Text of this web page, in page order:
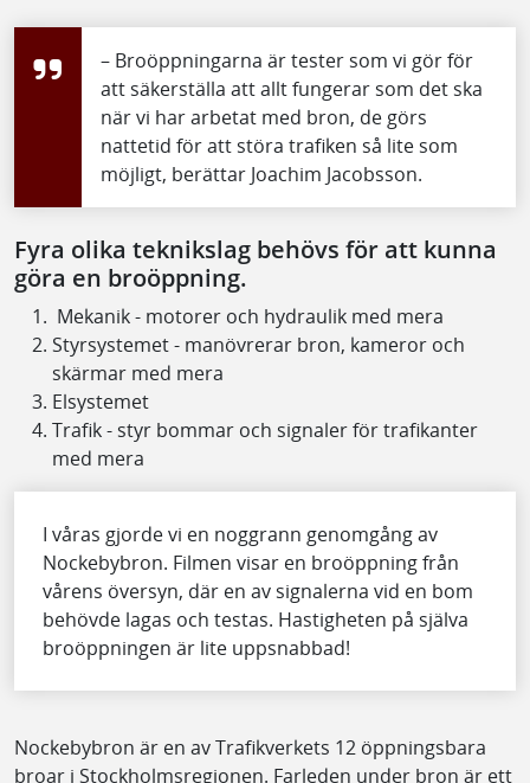
– Broöppningarna är tester som vi gör för
att säkerställa att allt fungerar som det ska
när vi har arbetat med bron, de görs
nattetid för att störa trafiken så lite som
möjligt, berättar Joachim Jacobsson.
Fyra olika teknikslag behövs för att kunna
göra en broöppning.
Mekanik - motorer och hydraulik med mera
Styrsystemet - manövrerar bron, kameror och
skärmar med mera
Elsystemet
Trafik - styr bommar och signaler för trafikanter
med mera
I våras gjorde vi en noggrann genomgång av
Nockebybron. Filmen visar en broöppning från
vårens översyn, där en av signalerna vid en bom
behövde lagas och testas. Hastigheten på själva
broöppningen är lite uppsnabbad!
Nockebybron är en av Trafikverkets 12 öppningsbara
broar i Stockholmsregionen. Farleden under bron är ett